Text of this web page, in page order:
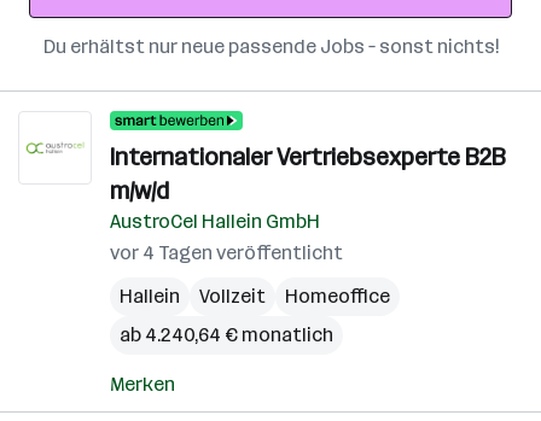
Du erhältst nur neue passende Jobs – sonst nichts!
Internationaler Vertriebsexperte B2B
m/w/d
AustroCel Hallein GmbH
vor 4 Tagen veröffentlicht
Hallein
Vollzeit
Homeoffice
ab 4.240,64 € monatlich
Merken